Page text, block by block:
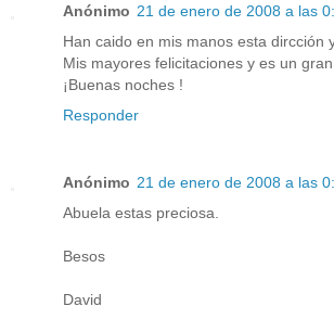
Anónimo 21 de enero de 2008 a las
Han caido en mis manos esta dircción
Mis mayores felicitaciones y es un
¡Buenas noches !
Responder
Anónimo 21 de enero de 2008 a las
Abuela estas preciosa.
Besos
David